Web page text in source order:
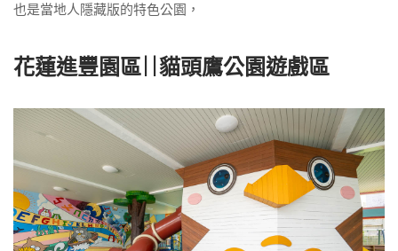
也是當地人隱藏版的特色公園，
花蓮進豐園區||貓頭鷹公園遊戲區